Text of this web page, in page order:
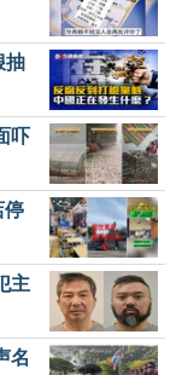
抽
吓
停
主
名